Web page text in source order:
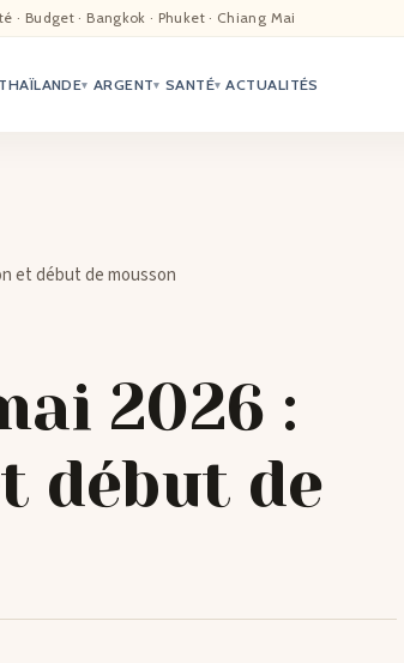
· Budget · Bangkok · Phuket · Chiang Mai
▾ ARGENT▾ SANTÉ▾ ACTUALITÉS
et début de mousson
2026 :
début de